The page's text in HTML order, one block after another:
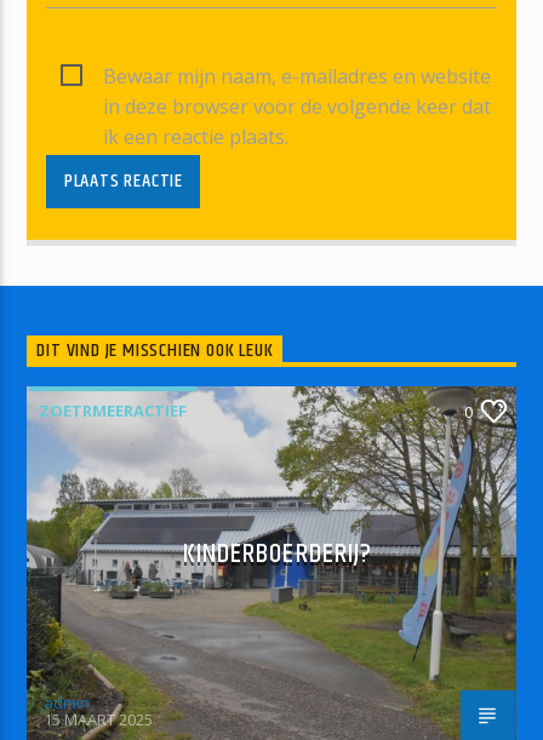
Bewaar mijn naam, e-mailadres en website
in deze browser voor de volgende keer dat
ik een reactie plaats.
DIT VIND JE MISSCHIEN OOK LEUK
ZOETRMEERACTIEF 0
KINDERBOERDERIJ?
admin
15 MAART 2025